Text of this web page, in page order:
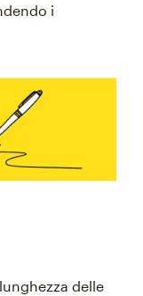
i
delle